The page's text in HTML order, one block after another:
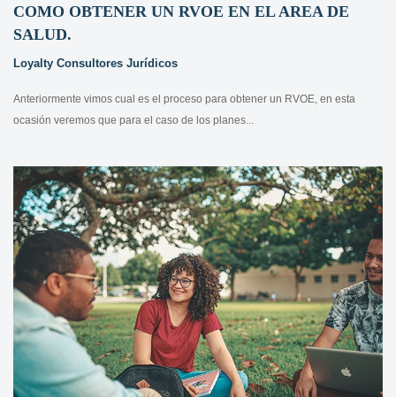
COMO OBTENER UN RVOE EN EL AREA DE
SALUD.
Loyalty Consultores Jurídicos
Anteriormente vimos cual es el proceso para obtener un RVOE, en esta
ocasión veremos que para el caso de los planes...